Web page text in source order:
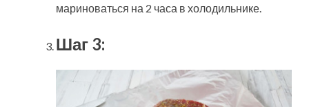
мариноваться на 2 часа в холодильнике.
Шаг 3: